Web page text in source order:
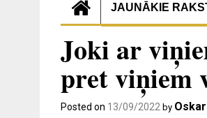
JAUNĀKIE
Joki ar
pret viņiem
Posted on 13/09/2022 by